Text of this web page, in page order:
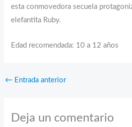
esta conmovedora secuela
elefantita Ruby.
Edad recomendada: 10 a 12 años
← Entrada anterior
Deja un comentario